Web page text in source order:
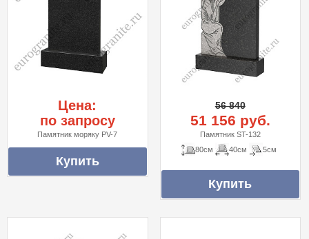
Цена:
по запросу
Памятник моряку PV-7
56 840
51 156 руб.
Памятник ST-132
80см
40см 5см